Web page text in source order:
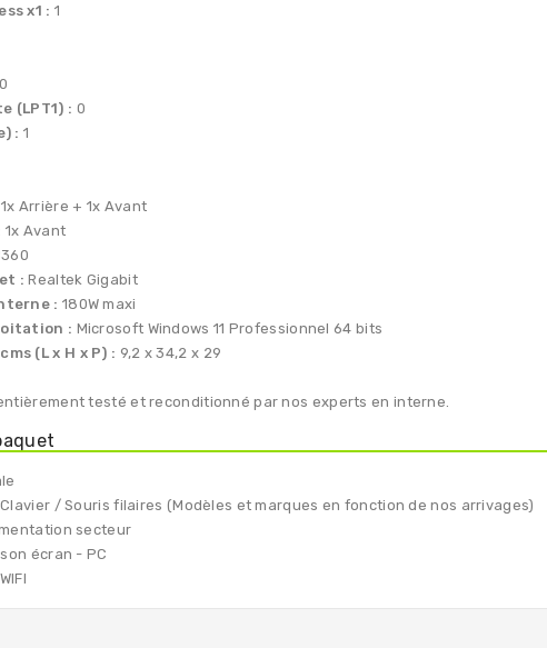
x1 : 1
0
(LPT1) : 0
: 1
1x Arrière + 1x Avant
1x Avant
:Realtek Gigabit
: 180W maxi
: Microsoft Windows 11 Professionnel 64 bits
(L x H x P) : 9,2 x 34,2 x 29
testé et reconditionné par nos experts en interne.
/ Souris filaires (Modèles et marques en fonction de nos arrivages)
secteur
écran - PC